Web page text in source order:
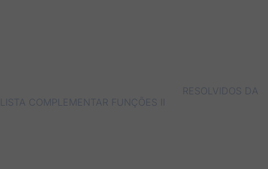
RESOLVIDOS DA
LISTA COMPLEMENTAR FUNÇÕES II